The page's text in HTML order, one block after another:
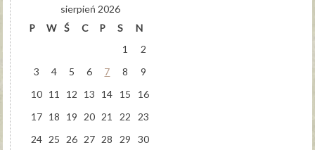
sierpień 2026
P
W Ś C P S
N
1
2
3
4 5 6 7 8
9
10 11 12 13 14 15
16
17 18 19 20 21 22
23
24 25 26 27 28 29
30